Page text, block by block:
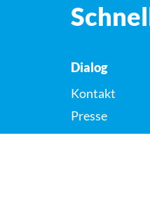
Dialog
Kontakt
Presse